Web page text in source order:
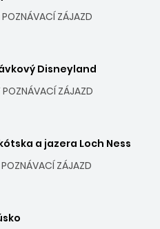
ZÁJAZD
Disneyland
ZÁJAZD
a jazera Loch Ness
ZÁJAZD